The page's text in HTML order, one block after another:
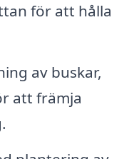
för att hålla
av buskar,
att främja